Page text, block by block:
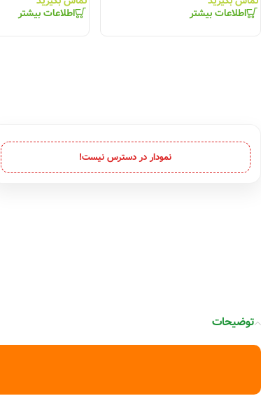
اطلاعات بیشتر اطلاعات بیشتر
نمودار در دسترس نیست!
توضیحات